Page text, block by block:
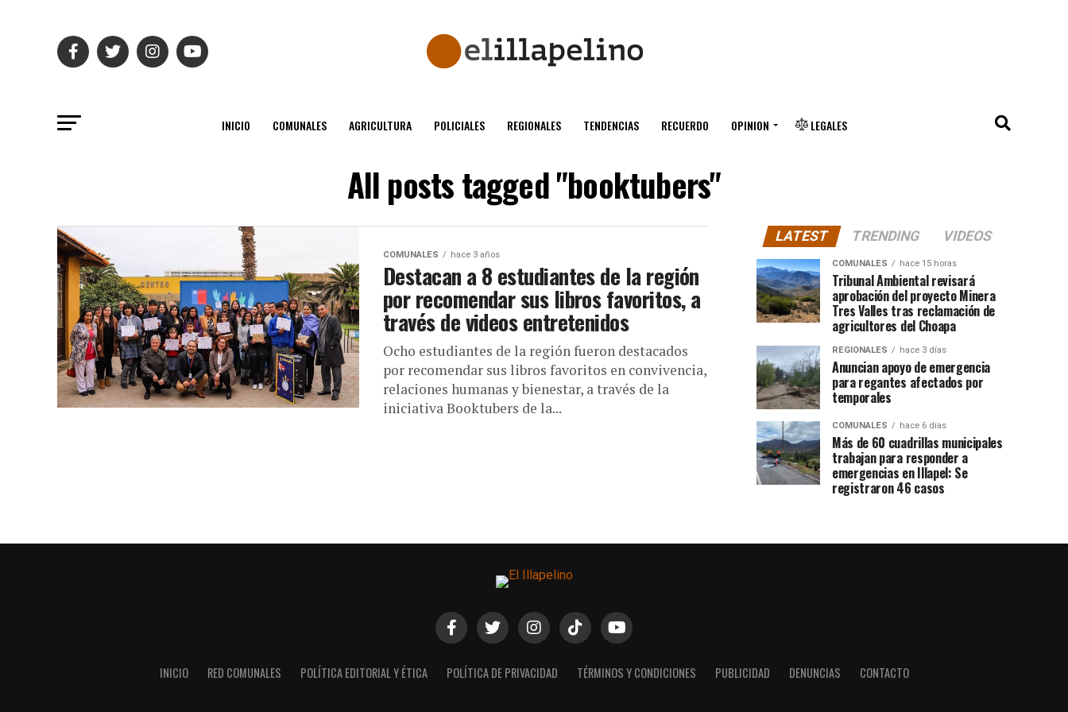
INICIO COMUNALES AGRICULTURA POLICIALES REGIONALES TENDENCIAS RECUERDO OPINION LEGALES
All posts tagged "booktubers"
COMUNALES hace 3 años
Destacan a 8 estudiantes de la región
por recomendar sus libros favoritos, a
través de videos entretenidos
Ocho estudiantes de la región fueron destacados
por recomendar sus libros favoritos en convivencia,
relaciones humanas y bienestar, a través de la
iniciativa Booktubers de la...
LATEST TRENDING VIDEOS
COMUNALES hace 15 horas
Tribunal Ambiental revisará
aprobación del proyecto Minera
Tres Valles tras reclamación de
agricultores del Choapa
REGIONALES hace 3 días
Anuncian apoyo de emergencia
para regantes afectados por
temporales
COMUNALES hace 6 días
Más de 60 cuadrillas municipales
trabajan para responder a
emergencias en Illapel: Se
registraron 46 casos
INICIO RED COMUNALES POLÍTICA EDITORIAL Y ÉTICA POLÍTICA DE PRIVACIDAD TÉRMINOS Y CONDICIONES PUBLICIDAD DENUNCIAS CONTACTO